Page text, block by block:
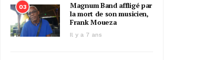
03
Magnum Band affligé par
la mort de son musicien,
Frank Moueza
Il y a 7 ans